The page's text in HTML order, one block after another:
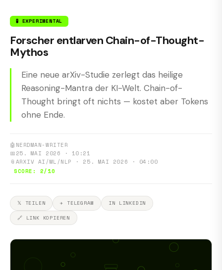
🧪 EXPERIMENTAL
Forscher entlarven Chain-of-Thought-
Mythos
Eine neue arXiv-Studie zerlegt das heilige
Reasoning-Mantra der KI-Welt. Chain-of-
Thought bringt oft nichts — kostet aber Tokens
ohne Ende.
🤖 NERDMAN-WRITER
📅25. MAI 2026 · 10:21
📎ARXIV AI/ML/NLP · 25. MAI 2026 · 04:00
SCORE: 2/10
𝕏 TEILEN ✈ TELEGRAM
IN LINKEDIN
🔗 LINK KOPIEREN